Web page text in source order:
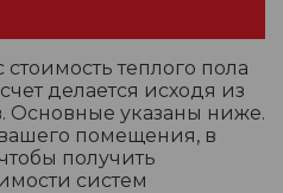
теплого пола
делается исходя из
Основные указаны ниже.
помещения, в
получить
систем